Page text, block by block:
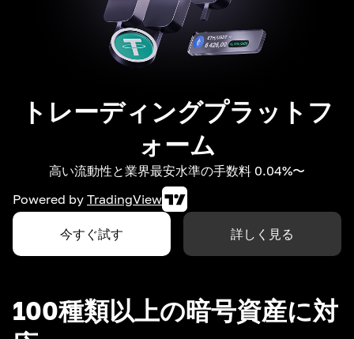
トレーディングプラットフ
ォーム
高い流動性と業界最安水準の手数料 0.04%〜
Powered by TradingView
今すぐ試す 詳しく見る
100種類以上の暗号資産に対